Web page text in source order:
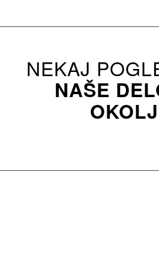
NEKAJ
NAŠE